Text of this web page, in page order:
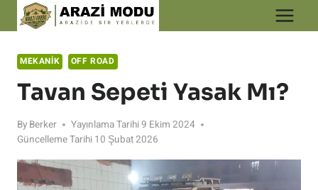
to
MEKANIK OFF ROAD
Tavan Sepeti Yasak Mı?
By Berker Yayınlama Tarihi9 Ekim 2024
Güncelleme Tarihi 10 Şubat 2026